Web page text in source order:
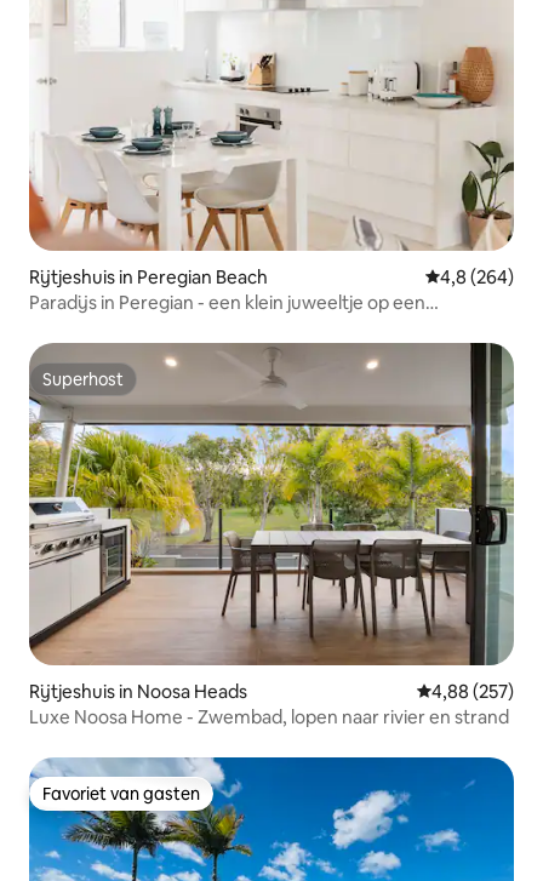
slaapkamers hebben ijdelheid spiegels
en ingebouwde kasten met
kleerhangers..
Rijtjeshuis in Peregian Beach Gemiddelde
4,8 (264)
Paradijs in Peregian - een klein juweeltje op een
Superhost
Superhost
Rijtjeshuis in Noosa Heads Gemiddelde
4,88 (257)
Luxe Noosa Home - Zwembad, lopen naar rivier en strand
Favoriet van gasten
Favoriet van gasten